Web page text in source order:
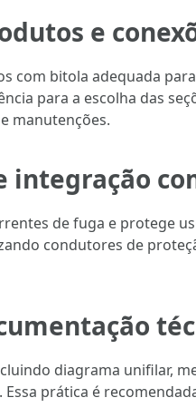
e
com bitola adequada
para a escolha das
manutenções.
integração
de fuga e protege
condutores de
diagrama unifilar,
prática é